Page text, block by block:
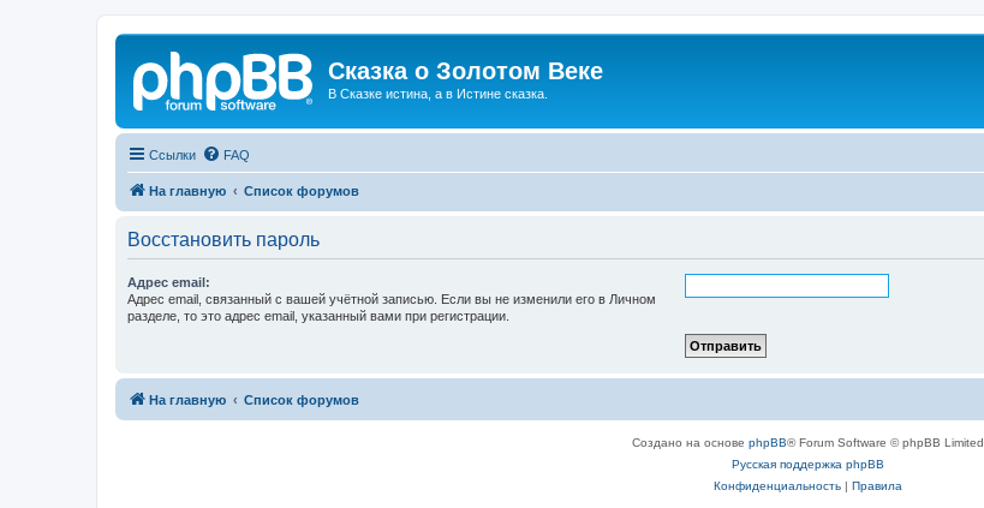
Сказка о Золотом Веке
В Сказке истина, а в Истине сказка.
Ссылки FAQ
На главную Список форумов
Восстановить пароль
Адрес email:
Адрес email, связанный с вашей учётной записью. Если вы не изменили его в Личном
разделе, то это адрес email, указанный вами при регистрации.
На главную Список форумов
Создано на основе phpBB® Forum Software © phpBB Limited
Русская поддержка phpBB
Конфиденциальность| Правила